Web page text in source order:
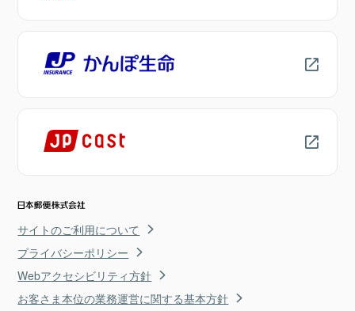
サイトのご利用について
プライバシーポリシー
Webアクセシビリティ方針
お客さま本位の業務運営に関する基本方針